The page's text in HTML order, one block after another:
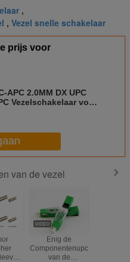
,
, Vezel snelle schakelaar
prijs voor
APC 2.0MM DX UPC
Vezelschakelaar voor
van de vezel
Enig de
Componentenupc
van de